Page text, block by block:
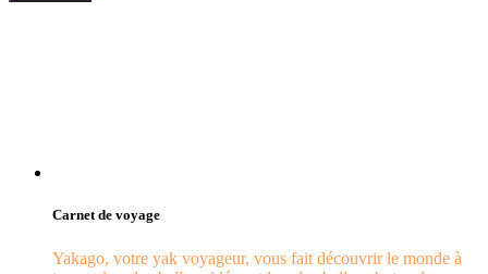
Carnet de voyage
Yakago, votre yak voyageur, vous fait découvrir le monde à